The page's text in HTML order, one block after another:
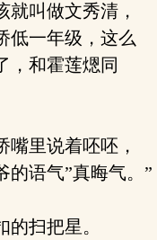
叫做文秀清，
低一年级，这么
，和霍莲煾同
里说着呸呸，
的语气”真晦气。”
扫把星。